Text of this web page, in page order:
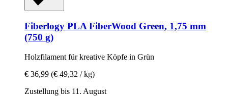
Fiberlogy PLA FiberWood Green, 1,75 mm
(750 g)
Holzfilament für kreative Köpfe in Grün
€ 36,99 (€ 49,32 / kg)
Zustellung bis 11. August